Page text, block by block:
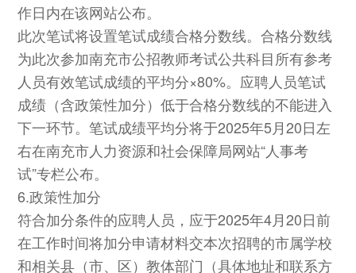
作日内在该网站公布。
此次笔试将设置笔试成绩合格分数线。合格分数线
为此次参加南充市公招教师考试公共科目所有参考
人员有效笔试成绩的平均分×80%。应聘人员笔试
成绩（含政策性加分）低于合格分数线的不能进入
下一环节。笔试成绩平均分将于2025年5月20日左
右在南充市人力资源和社会保障局网站“人事考
试”专栏公布。
6.政策性加分
符合加分条件的应聘人员，应于2025年4月20日前
在工作时间将加分申请材料交本次招聘的市属学校
和相关县（市、区）教体部门（具体地址和联系方